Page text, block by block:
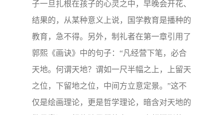
本章借“摒除六恶”环节宣扬为明倡导的
“世界眼光”；借“弘扬六守”环节宣扬为明追索
的“中国灵魂”。这个灵魂是什么？就是主导中
国文化三千年的“士大夫精神”。孩子们虽然
小，但是时候渗透这种精神了，文化精粹的种
子一旦扎根在孩子的心灵之中，早晚会开花、
结果的，从某种意义上说，国学教育是播种的